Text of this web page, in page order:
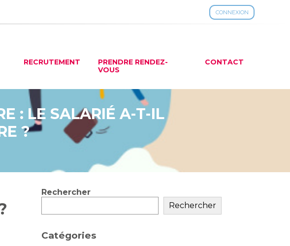
CONNEXION
RECRUTEMENT
PRENDRE RENDEZ-
VOUS
CONTACT
: LE SALARIÉ A-T-IL
?
Blog
Rechercher
Rechercher
Catégories